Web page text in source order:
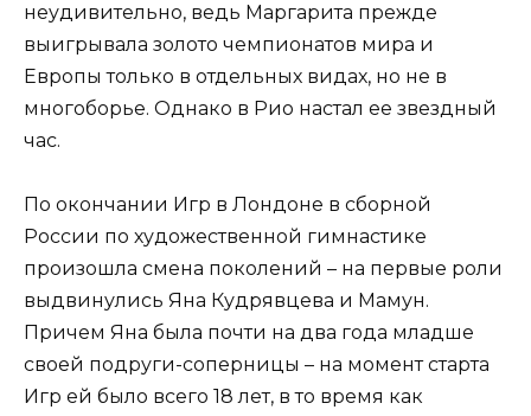
неудивительно, ведь Маргарита прежде
выигрывала золото чемпионатов мира и
Европы только в отдельных видах, но не в
многоборье. Однако в Рио настал ее звездный
час.
По окончании Игр в Лондоне в сборной
России по художественной гимнастике
произошла смена поколений – на первые роли
выдвинулись Яна Кудрявцева и Мамун.
Причем Яна была почти на два года младше
своей подруги-соперницы – на момент старта
Игр ей было всего 18 лет, в то время как